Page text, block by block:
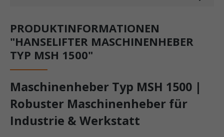
PRODUKTINFORMATIONEN
"HANSELIFTER MASCHINENHEBER
TYP MSH 1500"
Maschinenheber Typ MSH 1500 |
Robuster Maschinenheber für
Industrie & Werkstatt